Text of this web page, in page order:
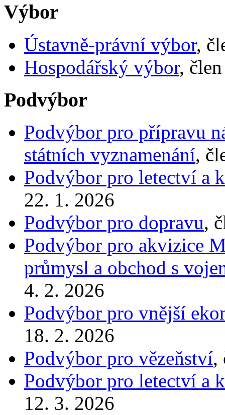
Výbor
Ústavně-právní výbor,
Hospodářský výbor,
Podvýbor
Podvýbor pro přípravu
státních vyznamenání,
Podvýbor pro letectví a
22. 1. 2026
Podvýbor pro dopravu,
Podvýbor pro akvizice
průmysl a obchod s
4. 2. 2026
Podvýbor pro vnější
18. 2. 2026
Podvýbor pro vězeňství,
Podvýbor pro letectví a
12. 3. 2026